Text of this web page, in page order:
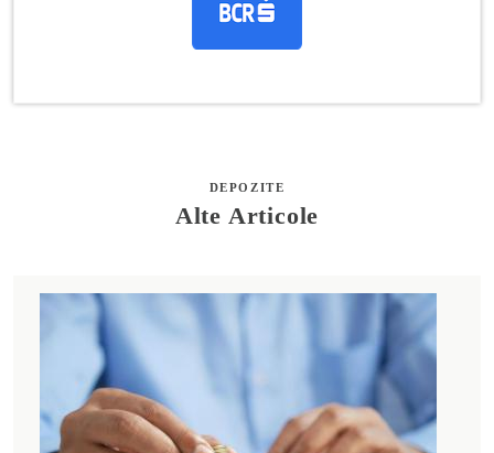
DEPOZITE
Alte Articole